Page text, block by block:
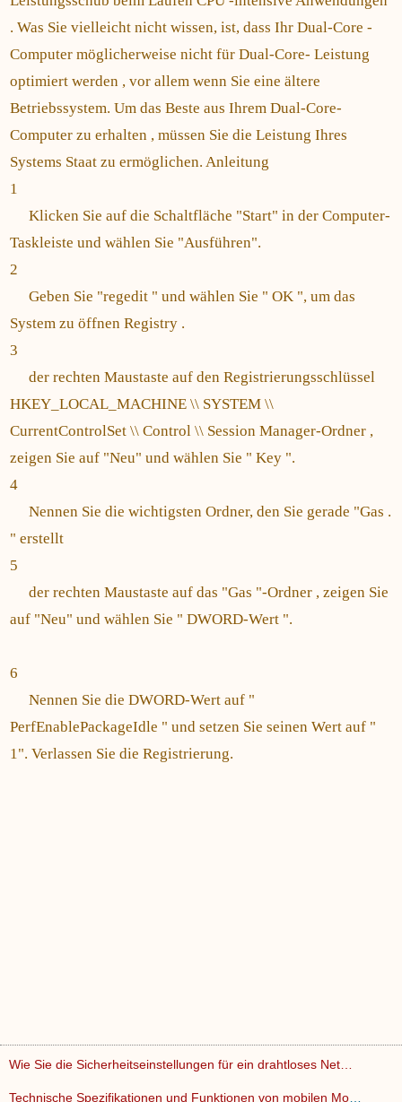
. Was Sie vielleicht nicht wissen, ist, dass Ihr Dual-Core -
Computer möglicherweise nicht für Dual-Core- Leistung
optimiert werden , vor allem wenn Sie eine ältere
Betriebssystem. Um das Beste aus Ihrem Dual-Core-
Computer zu erhalten , müssen Sie die Leistung Ihres
Systems Staat zu ermöglichen. Anleitung
1
Klicken Sie auf die Schaltfläche "Start" in der Computer-
Taskleiste und wählen Sie "Ausführen".
2
Geben Sie "regedit " und wählen Sie " OK ", um das
System zu öffnen Registry .
3
der rechten Maustaste auf den Registrierungsschlüssel
HKEY_LOCAL_MACHINE \\ SYSTEM \\
CurrentControlSet \\ Control \\ Session Manager-Ordner ,
zeigen Sie auf "Neu" und wählen Sie " Key ".
4
Nennen Sie die wichtigsten Ordner, den Sie gerade "Gas .
" erstellt
5
der rechten Maustaste auf das "Gas "-Ordner , zeigen Sie
auf "Neu" und wählen Sie " DWORD-Wert ".
6
Nennen Sie die DWORD-Wert auf "
PerfEnablePackageIdle " und setzen Sie seinen Wert auf "
1". Verlassen Sie die Registrierung.
Wie Sie die Sicherheitseinstellungen für ein drahtloses Net…